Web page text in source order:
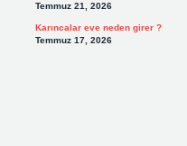
Temmuz 21, 2026
Karıncalar eve neden girer ?
Temmuz 17, 2026